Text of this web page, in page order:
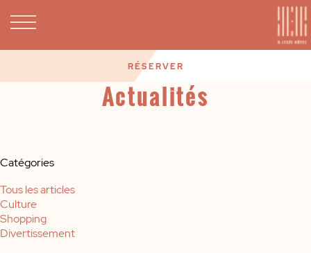
RÉSERVER
Actualités
Catégories
Tous les articles
Culture
Shopping
Divertissement